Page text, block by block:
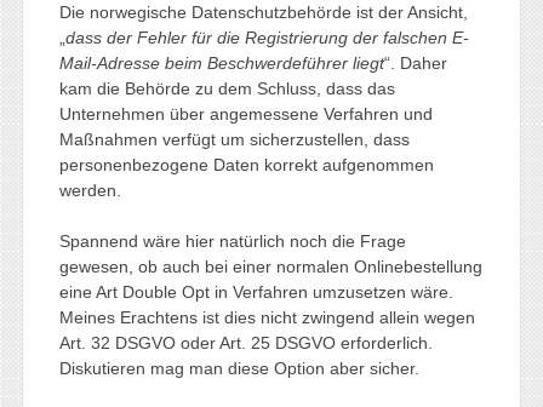
Die norwegische Datenschutzbehörde ist der Ansicht,
dass der Fehler für die Registrierung der falschen E-
Mail-Adresse beim Beschwerdeführer liegt“. Daher
kam die Behörde zu dem Schluss, dass das
Unternehmen über angemessene Verfahren und
Maßnahmen verfügt um sicherzustellen, dass
personenbezogene Daten korrekt aufgenommen
werden.
Spannend wäre hier natürlich noch die Frage
gewesen, ob auch bei einer normalen Onlinebestellung
eine Art Double Opt in Verfahren umzusetzen wäre.
Meines Erachtens ist dies nicht zwingend allein wegen
Art. 32 DSGVO oder Art. 25 DSGVO erforderlich.
Diskutieren mag man diese Option aber sicher.